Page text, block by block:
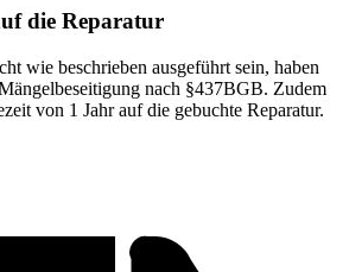
die Reparatur
wie beschrieben ausgeführt sein, haben
nach §437BGB. Zudem
von 1 Jahr auf die gebuchte Reparatur.